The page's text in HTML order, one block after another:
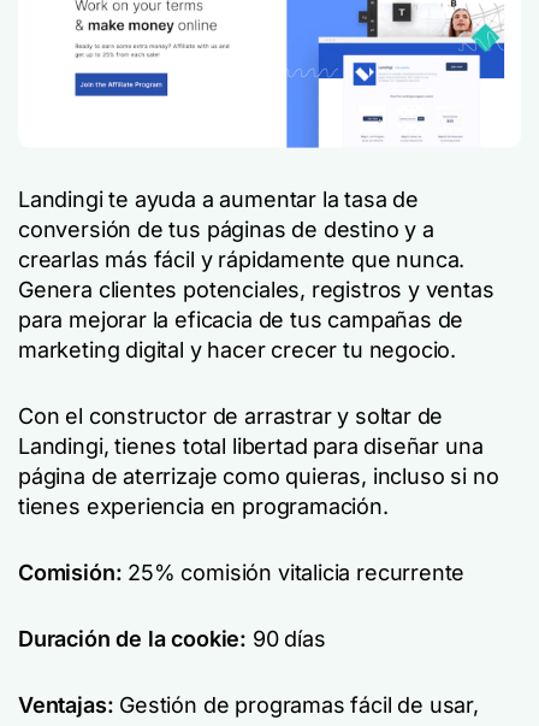
Landingi te ayuda a aumentar la tasa de
conversión de tus páginas de destino y a
crearlas más fácil y rápidamente que nunca.
Genera clientes potenciales, registros y ventas
para mejorar la eficacia de tus campañas de
marketing digital y hacer crecer tu negocio.
Con el constructor de arrastrar y soltar de
Landingi, tienes total libertad para diseñar una
página de aterrizaje como quieras, incluso si no
tienes experiencia en programación.
Comisión: 25% comisión vitalicia recurrente
Duración de la cookie: 90 días
Ventajas: Gestión de programas fácil de usar,